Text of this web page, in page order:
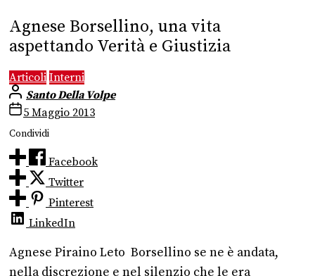
Agnese Borsellino, una vita
aspettando Verità e Giustizia
Articoli Interni
Santo Della Volpe
5 Maggio 2013
Condividi
Facebook
Twitter
Pinterest
LinkedIn
Agnese Piraino Leto Borsellino se ne è andata,
nella discrezione e nel silenzio che le era